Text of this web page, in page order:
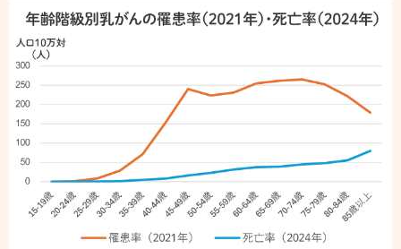
厚生労働省 「医療・介護・保育」分野における適
正な有料職業紹介事業者認定制度
札幌市医師会館のご利用について
札幌市医師会看護専門学校
札幌市医師会 採用情報